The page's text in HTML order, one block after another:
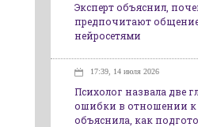
Эксперт объяснил,
предпочитают
нейросетями
17:39, 14 июля 2026
Психолог назвала две
ошибки в отношении к
объяснила, как